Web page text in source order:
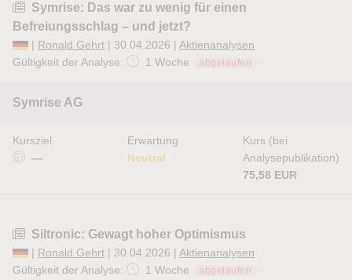
Symrise: Das war zu wenig für einen
Befreiungsschlag – und jetzt?
| Ronald Gehrt | 30.04.2026 | Aktienanalysen
Gültigkeit der Analyse:
1 Woche abgelaufen
Symrise AG
Kursziel
—
Erwartung
Neutral
Kurs (bei
Analysepublikation)
75,58 EUR
Siltronic: Gewagt hoher Optimismus
| Ronald Gehrt | 30.04.2026 | Aktienanalysen
Gültigkeit der Analyse:
1 Woche abgelaufen